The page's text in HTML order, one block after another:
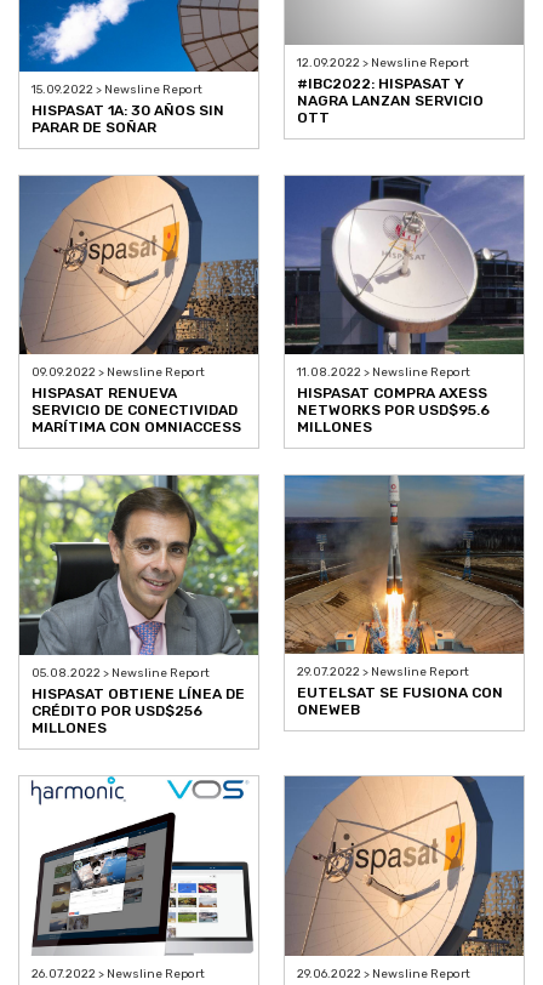
15.09.2022 > Newsline Report
HISPASAT 1A: 30 AÑOS SIN
PARAR DE SOÑAR
12.09.2022 > Newsline Report
#IBC2022: HISPASAT Y
NAGRA LANZAN SERVICIO
OTT
09.09.2022 > Newsline Report
HISPASAT RENUEVA
SERVICIO DE CONECTIVIDAD
MARÍTIMA CON OMNIACCESS
11.08.2022 > Newsline Report
HISPASAT COMPRA AXESS
NETWORKS POR USD$95.6
MILLONES
05.08.2022 > Newsline Report
HISPASAT OBTIENE LÍNEA DE
CRÉDITO POR USD$256
MILLONES
29.07.2022 > Newsline Report
EUTELSAT SE FUSIONA CON
ONEWEB
26.07.2022 > Newsline Report 29.06.2022 > Newsline Report